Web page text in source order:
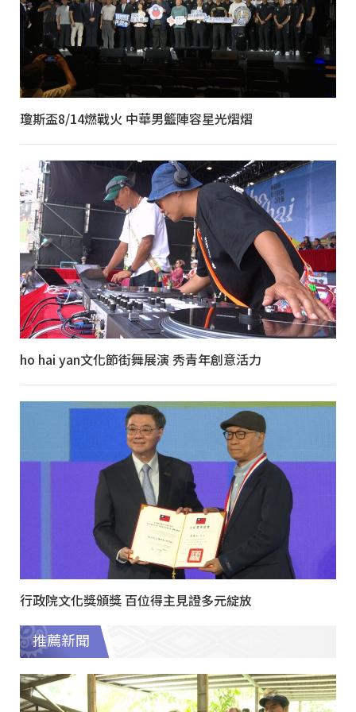
瓊斯盃8/14燃戰火 中華男籃陣容星光熠熠
ho hai yan文化節街舞展演 秀青年創意活力
行政院文化獎頒獎 百位得主見證多元綻放
推薦新聞